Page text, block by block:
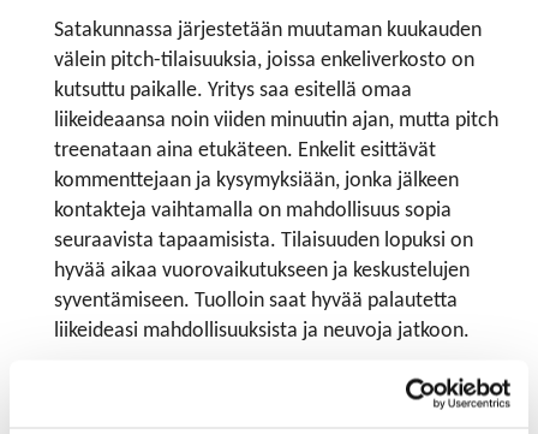
Satakunnassa järjestetään muutaman kuukauden
välein pitch-tilaisuuksia, joissa enkeliverkosto on
kutsuttu paikalle. Yritys saa esitellä omaa
liikeideaansa noin viiden minuutin ajan, mutta pitch
treenataan aina etukäteen. Enkelit esittävät
kommenttejaan ja kysymyksiään, jonka jälkeen
kontakteja vaihtamalla on mahdollisuus sopia
seuraavista tapaamisista. Tilaisuuden lopuksi on
hyvää aikaa vuorovaikutukseen ja keskustelujen
syventämiseen. Tuolloin saat hyvää palautetta
liikeideasi mahdollisuuksista ja neuvoja jatkoon.